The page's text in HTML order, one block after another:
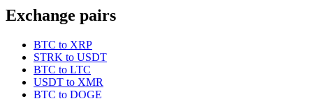
Exchange pairs
BTC to XRP
STRK to USDT
BTC to LTC
USDT to XMR
BTC to DOGE